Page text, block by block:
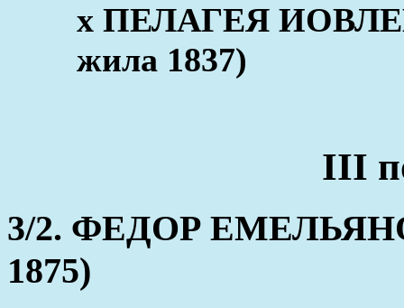
х ПЕЛАГЕЯ
жила 1837)
III
3/2. ФЕДОР
1875)